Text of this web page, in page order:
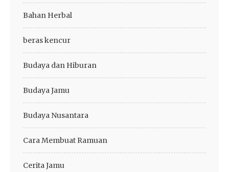
Bahan Herbal
beras kencur
Budaya dan Hiburan
Budaya Jamu
Budaya Nusantara
Cara Membuat Ramuan
Cerita Jamu